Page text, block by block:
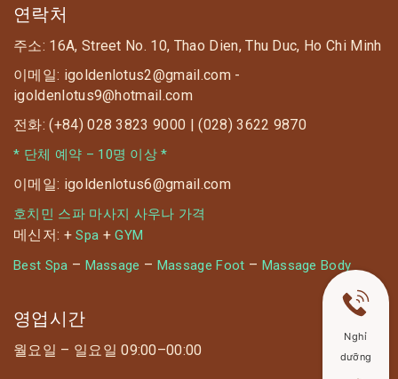
연락처
주소: 16A, Street No. 10, Thao Dien, Thu Duc, Ho Chi Minh
이메일: igoldenlotus2@gmail.com -
igoldenlotus9@hotmail.com
전화: (+84) 028 3823 9000 | (028) 3622 9870
* 단체 예약 – 10명 이상 *
이메일: igoldenlotus6@gmail.com
호치민 스파 마사지 사우나 가격
메신저: +Spa +GYM
Best Spa – Massage – Massage Foot – Massage Body
영업시간
월요일 – 일요일 09:00–00:00
Nghỉ
dưỡng